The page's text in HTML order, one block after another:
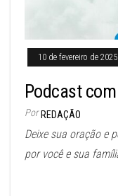
10 de fevereiro de 2025
Podcast
Por REDAÇÃO
Deixe sua oração e
por você e sua